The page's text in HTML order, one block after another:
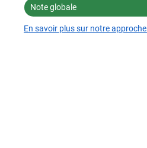
Note globale
En savoir plus sur notre